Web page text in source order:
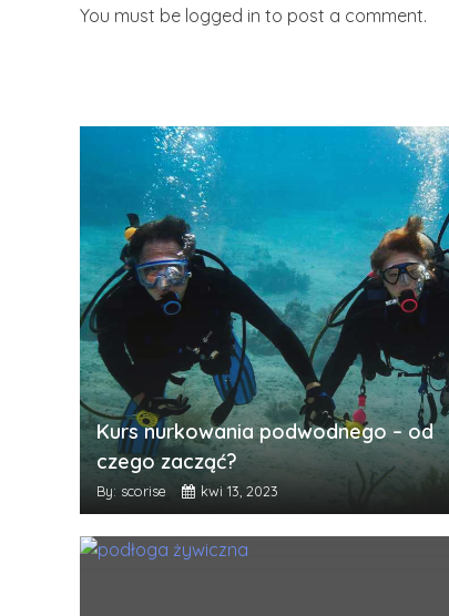
You must be logged in to post a comment.
Kurs nurkowania podwodnego – od
czego zacząć?
By: scorise kwi 13, 2023